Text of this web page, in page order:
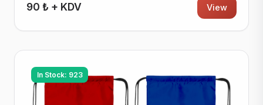
90 ₺ + KDV View
In Stock: 923